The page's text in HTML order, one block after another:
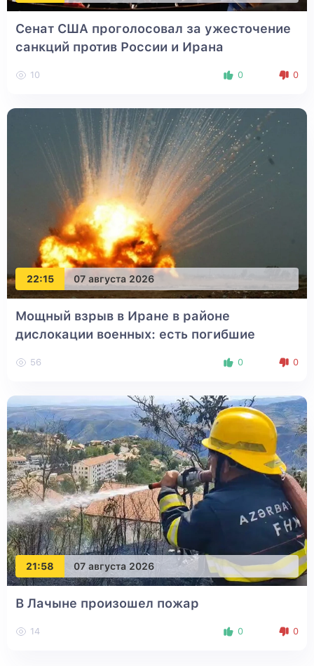
Сенат США проголосовал за ужесточение
санкций против России и Ирана
10 0 0
22:15 07 августа 2026
Мощный взрыв в Иране в районе
дислокации военных: есть погибшие
56 0 0
21:58 07 августа 2026
В Лачыне произошел пожар
14 0 0